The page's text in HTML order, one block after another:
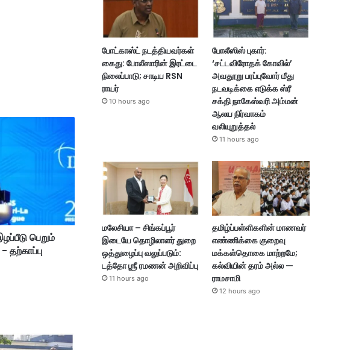
பெறும்
தற்காப்பு
போட்காஸ்ட் நடத்தியவர்கள்
கைது: போலீஸாரின் இரட்டை
நிலைப்பாடு; சாடிய RSN
ராயர்
10 hours ago
போலீஸிஸ் புகார்:
‘சட்டவிரோதக் கோவில்’
அவதூறு பரப்புவோர் மீது
நடவடிக்கை எடுக்க ஸ்ரீ
சக்தி நாகேஸ்வரி அம்மன்
ஆலய நிர்வாகம்
வலியுறுத்தல்
11 hours ago
மலேசியா – சிங்கப்பூர்
இடையே தொழிலாளர் துறை
ஒத்துழைப்பு வலுப்படும்:
டத்தோ ஶ்ரீ ரமணன் அறிவிப்பு
11 hours ago
தமிழ்ப்பள்ளிகளின் மாணவர்
எண்ணிக்கை குறைவு
மக்கள்தொகை மாற்றமே;
கல்வியின் தரம் அல்ல —
ராமசாமி
12 hours ago